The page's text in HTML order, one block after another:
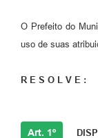
O Prefeito do
uso de suas
R E S O L V E :
Art. 1º